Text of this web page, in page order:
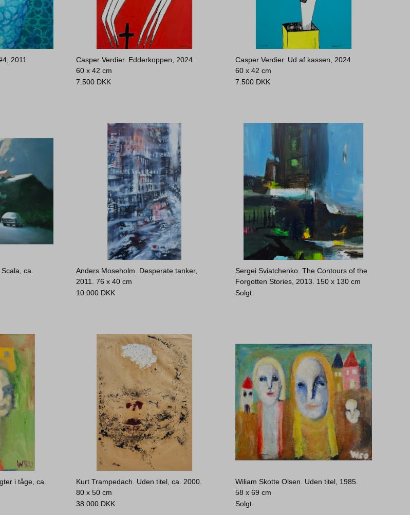
2011.
Casper Verdier. Edderkoppen, 2024.
60 x 42 cm
7.500 DKK
Casper Verdier. Ud af kassen, 2024.
60 x 42 cm
7.500 DKK
ca.
Anders Moseholm. Desperate tanker,
2011.76 x 40 cm
10.000 DKK
Sergei Sviatchenko. The Contours of the
Forgotten Stories, 2013. 150 x 130 cm
Solgt
i tåge, ca.
Kurt Trampedach. Uden titel, ca. 2000.
80 x 50 cm
38.000 DKK
Wiliam Skotte Olsen. Uden titel, 1985.
58 x 69 cm
Solgt